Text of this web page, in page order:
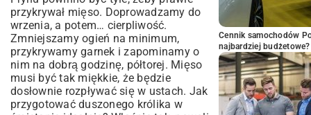
przykrywał mięso. Doprowadzamy do
wrzenia, a potem… cierpliwość.
Zmniejszamy ogień na minimum,
przykrywamy garnek i zapominamy o
nim na dobrą godzinę, półtorej. Mięso
musi być tak miękkie, że będzie
dosłownie rozpływać się w ustach. Jak
przygotować duszonego królika w
Cennik samochodów
najbardziej budżetowe?